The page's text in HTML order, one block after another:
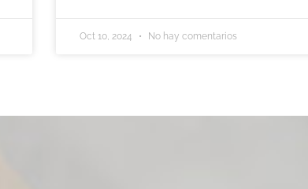
Oct 10, 2024 No hay comentarios